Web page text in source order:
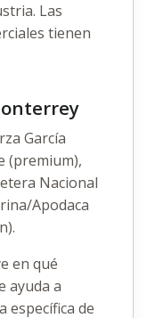
Las
tienen
García
(premium),
Nacional
Apodaca
en qué
ayuda a
específica de